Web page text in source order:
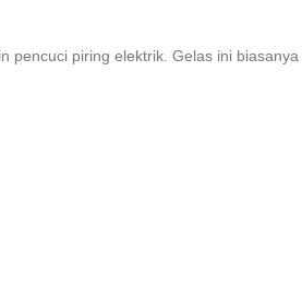
pencuci piring elektrik. Gelas ini biasanya